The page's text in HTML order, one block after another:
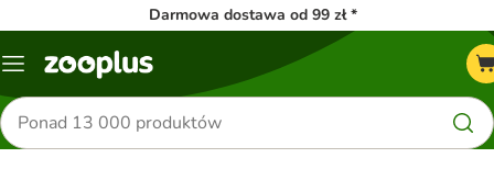
Darmowa dostawa od 99 zł *
Menu
Szukaj
produktów